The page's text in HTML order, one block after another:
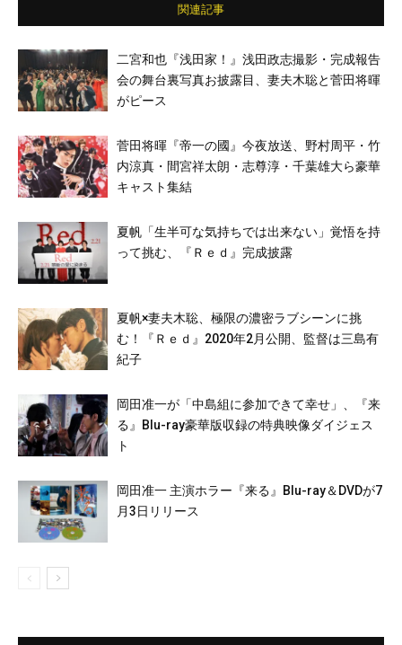
関連記事
二宮和也『浅田家！』浅田政志撮影・完成報告
会の舞台裏写真お披露目、妻夫木聡と菅田将暉
がピース
菅田将暉『帝一の國』今夜放送、野村周平・竹
内涼真・間宮祥太朗・志尊淳・千葉雄大ら豪華
キャスト集結
夏帆「生半可な気持ちでは出来ない」覚悟を持
って挑む、『Ｒｅｄ』完成披露
夏帆×妻夫木聡、極限の濃密ラブシーンに挑
む！『Ｒｅｄ』2020年2月公開、監督は三島有
紀子
岡田准一が「中島組に参加できて幸せ」、『来
る』Blu-ray豪華版収録の特典映像ダイジェス
ト
岡田准一 主演ホラー『来る』Blu-ray＆DVDが7
月3日リリース